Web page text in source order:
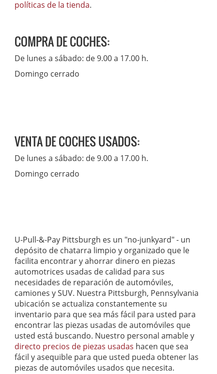
políticas de la tienda.
COMPRA DE COCHES:
De lunes a sábado: de 9.00 a 17.00 h.
Domingo cerrado
VENTA DE COCHES USADOS:
De lunes a sábado: de 9.00 a 17.00 h.
Domingo cerrado
U-Pull-&-Pay Pittsburgh es un "no-junkyard" - un
depósito de chatarra limpio y organizado que le
facilita encontrar y ahorrar dinero en piezas
automotrices usadas de calidad para sus
necesidades de reparación de automóviles,
camiones y SUV. Nuestra Pittsburgh, Pennsylvania
ubicación se actualiza constantemente su
inventario para que sea más fácil para usted para
encontrar las piezas usadas de automóviles que
usted está buscando. Nuestro personal amable y
directo precios de piezas usadas hacen que sea
fácil y asequible para que usted pueda obtener las
piezas de automóviles usados que necesita.